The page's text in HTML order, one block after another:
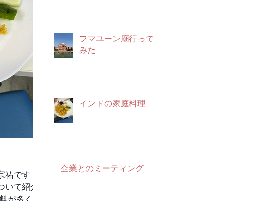
に怖
ない！ぜ
はビート
の写真
よくな
してき
ビートル
しい！
のはラフ
ごい長い
すぎ
ゃくちゃ
込めなく
です！
て紹介
が多く使
フマユーン廟行って
みた
インドの家庭料理
企業とのミーティング